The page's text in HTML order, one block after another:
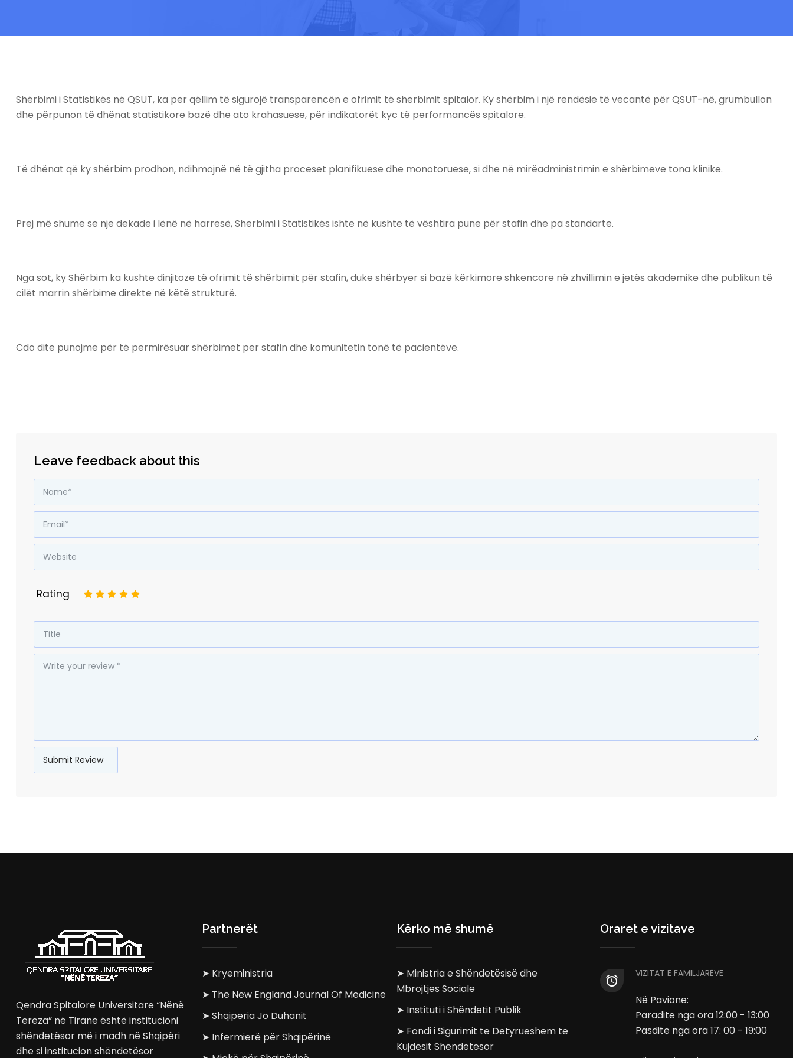
Shërbimi i Statistikës në QSUT, ka për qëllim të sigurojë transparencën e ofrimit të shërbimit spitalor. Ky shërbim i një rëndësie të vecantë për QSUT-në, grumbullon
dhe përpunon të dhënat statistikore bazë dhe ato krahasuese, për indikatorët kyc të performancës spitalore.
Të dhënat që ky shërbim prodhon, ndihmojnë në të gjitha proceset planifikuese dhe monotoruese, si dhe në mirëadministrimin e shërbimeve tona klinike.
Prej më shumë se një dekade i lënë në harresë, Shërbimi i Statistikës ishte në kushte të vështira pune për stafin dhe pa standarte.
Nga sot, ky Shërbim ka kushte dinjitoze të ofrimit të shërbimit për stafin, duke shërbyer si bazë kërkimore shkencore në zhvillimin e jetës akademike dhe publikun të
cilët marrin shërbime direkte në këtë strukturë.
Cdo ditë punojmë për të përmirësuar shërbimet për stafin dhe komunitetin tonë të pacientëve.
Leave feedback about this
Rating 5
4
3
2
Qendra Spitalore Universitare “Nënë
Tereza” në Tiranë është institucioni
shëndetësor më i madh në Shqipëri
dhe si institucion shëndetësor
Partnerët
➤ Kryeministria
➤ The New England Journal Of Medicine
➤ Shqiperia Jo Duhanit
➤ Infermierë për Shqipërinë
Kërko më shumë
➤ Ministria e Shëndetësisë dhe
Mbrojtjes Sociale
➤ Instituti i Shëndetit Publik
➤ Fondi i Sigurimit te Detyrueshem te
Kujdesit Shendetesor
Oraret e vizitave
VIZITAT E FAMILJARËVE
Në Pavione:
Paradite nga ora 12:00 - 13:00
Pasdite nga ora 17: 00 - 19:00